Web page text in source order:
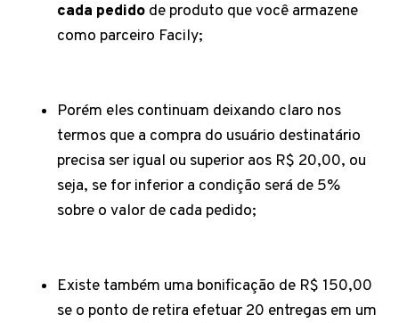
cada pedido de produto que você armazene
como parceiro Facily;
Porém eles continuam deixando claro nos
termos que a compra do usuário destinatário
precisa ser igual ou superior aos R$ 20,00, ou
seja, se for inferior a condição será de 5%
sobre o valor de cada pedido;
Existe também uma bonificação de R$ 150,00
se o ponto de retira efetuar 20 entregas em um